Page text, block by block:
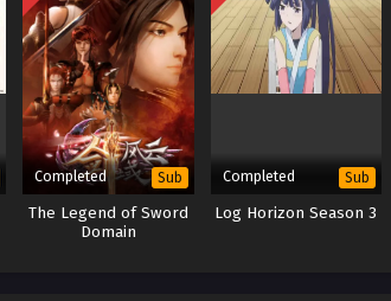
Completed Sub
The Legend of Sword
Domain
Completed Sub
Log Horizon Season 3